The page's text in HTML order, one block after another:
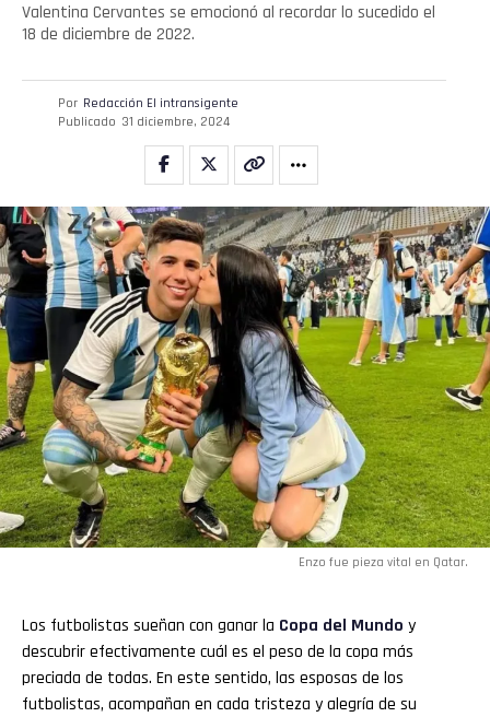
Valentina Cervantes se emocionó al recordar lo sucedido el
18 de diciembre de 2022.
Por Redacción El intransigente
Publicado 31 diciembre, 2024
Enzo fue pieza vital en Qatar.
Los futbolistas sueñan con ganar la Copa del Mundo y
descubrir efectivamente cuál es el peso de la copa más
preciada de todas. En este sentido, las esposas de los
futbolistas, acompañan en cada tristeza y alegría de su